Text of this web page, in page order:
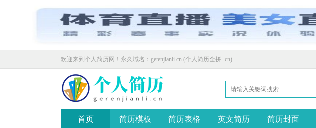
欢迎来到个人简历网！永久域名：gerenjianli.cn (个人简历全拼+cn)
首页 简历模板 简历表格 英文简历 简历封面